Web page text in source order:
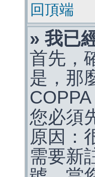
回頂端
» 我已
首先，
是，那
您必須
原因：
需要新